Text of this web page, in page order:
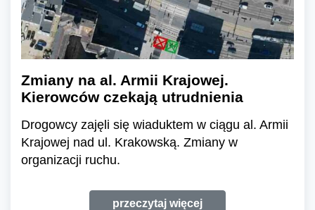
Zmiany na al. Armii Krajowej.
Kierowców czekają utrudnienia
Drogowcy zajęli się wiaduktem w ciągu al. Armii
Krajowej nad ul. Krakowską. Zmiany w
organizacji ruchu.
przeczytaj więcej